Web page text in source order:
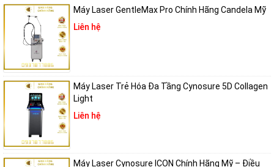
trúc da, từ đó:
Thúc đẩy quá trình tái cấu trúc mô sẹo từ bên trong
Giảm độ sâu và kích thước của sẹo mụn theo từng buổi điều
trị
Giúp vùng da bị rạn trở nên đều màu, săn chắc hơn
Đây là lựa chọn lý tưởng cho khách hàng đang tìm kiếm một liệu
pháp không xâm lấn mà vẫn cải thiện sẹo rõ rệt sau từng lần điều trị.
Máy Laser GentleMax Pro Chính Hãng Candela Mỹ
Liên hệ
Máy Laser Trẻ Hóa Đa Tầng Cynosure 5D Collagen
Light
Liên hệ
Máy Laser Cynosure ICON Chính Hãng Mỹ – Điều